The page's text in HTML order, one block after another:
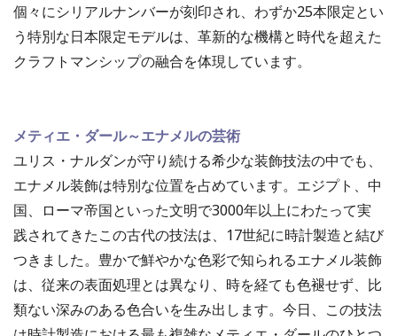
個々にシリアルナンバーが刻印され、わずか25本限定とい
う特別な日本限定モデルは、革新的な機構と時代を超えた
クラフトマンシップの融合を体現しています。
メティエ・ダール～エナメルの芸術
ユリス・ナルダンが守り続ける希少な装飾技法の中でも、
エナメル装飾は特別な位置を占めています。エジプト、中
国、ローマ帝国といった文明で3000年以上にわたって実
践されてきたこの古代の技法は、17世紀に時計製造と結び
つきました。豊かで鮮やかな色彩で知られるエナメル装飾
は、従来の表面処理とは異なり、時を経ても色褪せず、比
類ない深みのある色合いを生み出します。今日、この技法